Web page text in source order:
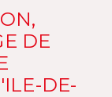
DE
DE-